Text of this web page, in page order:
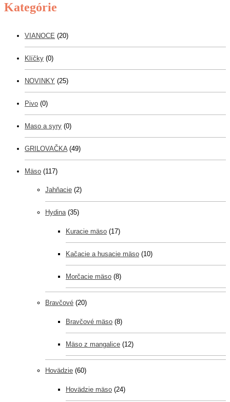
Kategórie
VIANOCE (20)
Klíčky (0)
NOVINKY (25)
Pivo (0)
Maso a syry (0)
GRILOVAČKA (49)
Mäso (117)
Jahňacie (2)
Hydina (35)
Kuracie mäso (17)
Kačacie a husacie mäso (10)
Morčacie mäso (8)
Bravčové (20)
Bravčové mäso (8)
Mäso z mangalice (12)
Hovädzie (60)
Hovädzie mäso (24)